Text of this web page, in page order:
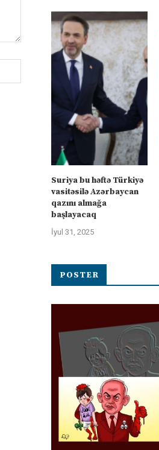
Suriya bu həftə Türkiyə
vasitəsilə Azərbaycan
qazını almağa
başlayacaq
İyul 31, 2025
POSTER